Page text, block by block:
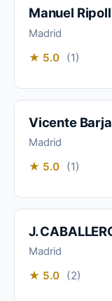
Manuel Ripoll
Madrid
★ 5.0 (1)
Vicente
Madrid
★ 5.0 (1)
J.
Madrid
★ 5.0 (2)